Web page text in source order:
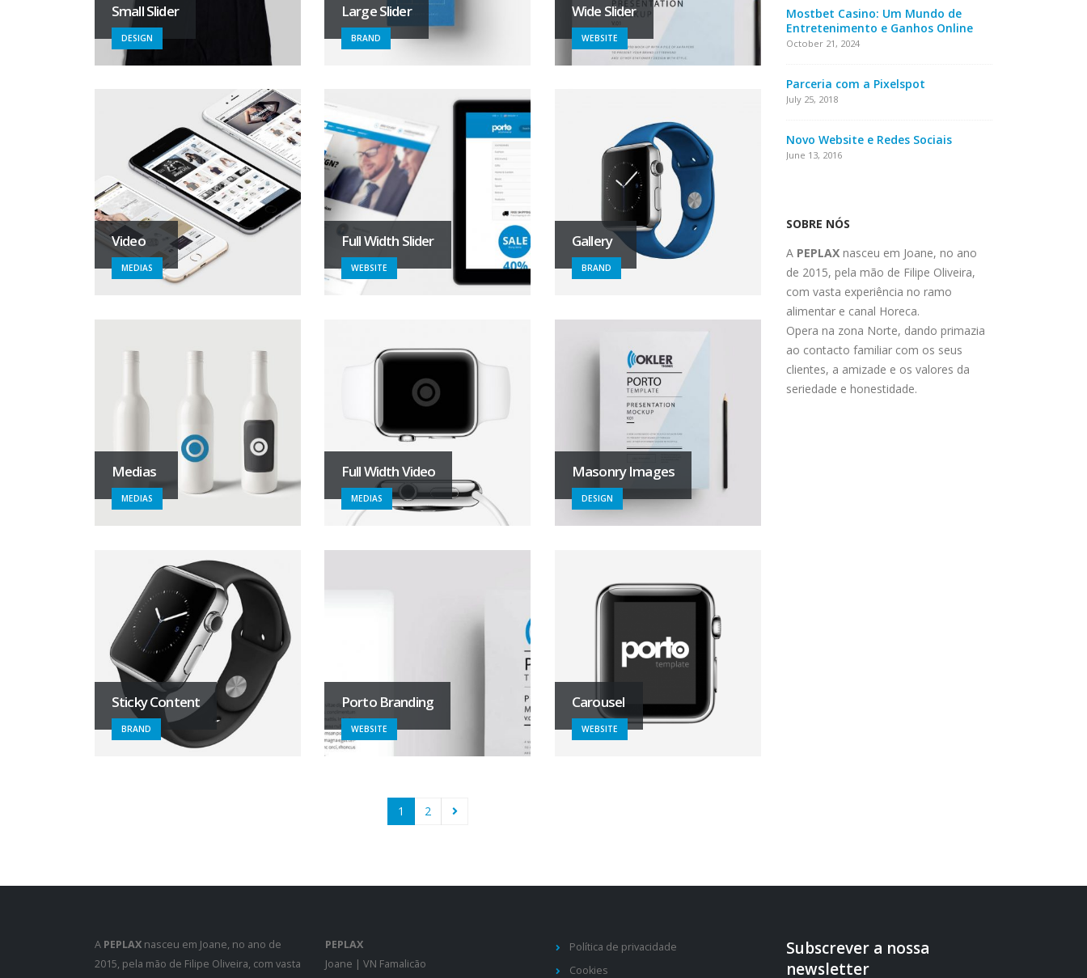
Small Slider
DESIGN
Large Slider
BRAND
Wide Slider
WEBSITE
Video
MEDIAS
Full Width Slider
WEBSITE
Gallery
BRAND
Medias
MEDIAS
Full Width Video
MEDIAS
Masonry Images
DESIGN
Sticky Content
BRAND
Porto Branding
WEBSITE
Carousel
WEBSITE
1 2
Mostbet Casino: Um Mundo de
Entretenimento e Ganhos Online
October 21, 2024
Parceria com a Pixelspot
July 25, 2018
Novo Website e Redes Sociais
June 13, 2016
SOBRE NÓS
A PEPLAX nasceu em Joane, no ano
de 2015, pela mão de Filipe Oliveira,
com vasta experiência no ramo
alimentar e canal Horeca.
Opera na zona Norte, dando primazia
ao contacto familiar com os seus
clientes, a amizade e os valores da
seriedade e honestidade.
A PEPLAX nasceu em Joane, no ano de
2015, pela mão de Filipe Oliveira, com vasta
PEPLAX
Joane | VN Famalicão
Política de privacidade
Cookies
Subscrever a nossa
newsletter